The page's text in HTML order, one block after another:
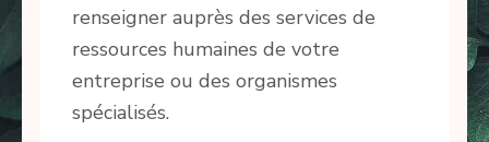
renseigner auprès des services de
ressources humaines de votre
entreprise ou des organismes
spécialisés.